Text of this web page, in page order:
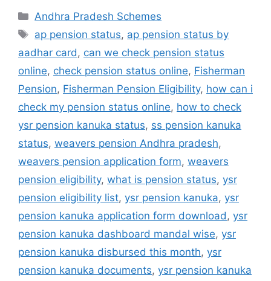
Categories
Andhra Pradesh Schemes
Tags
ap pension status, ap pension status by
aadhar card , can we check pension status
online, check pension status online, Fisherman
Pension, Fisherman Pension Eligibility, how can i
check my pension status online, how to check
ysr pension kanuka status, ss pension kanuka
status, weavers pension Andhra pradesh,
weavers pension application form, weavers
pension eligibility, what is pension status, ysr
pension eligibility list, ysr pension kanuka, ysr
pension kanuka application form download , ysr
pension kanuka dashboard mandal wise, ysr
pension kanuka disbursed this month, ysr
pension kanuka documents, ysr pension kanuka